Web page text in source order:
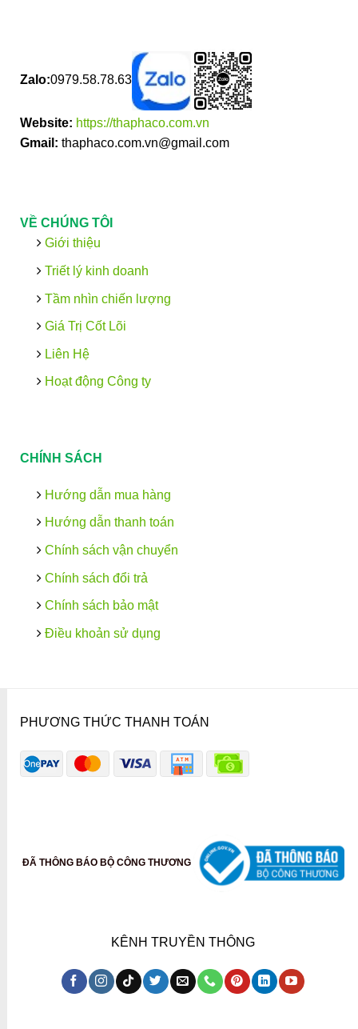
Zalo:0979.58.78.63
Website: https://thaphaco.com.vn
Gmail: thaphaco.com.vn@gmail.com
VỀ CHÚNG TÔI
Giới thiệu
Triết lý kinh doanh
Tầm nhìn chiến lượng
Giá Trị Cốt Lõi
Liên Hệ
Hoạt động Công ty
CHÍNH SÁCH
Hướng dẫn mua hàng
Hướng dẫn thanh toán
Chính sách vận chuyển
Chính sách đổi trả
Chính sách bảo mật
Điều khoản sử dụng
PHƯƠNG THỨC THANH TOÁN
ĐÃ THÔNG BÁO BỘ CÔNG THƯƠNG
KÊNH TRUYỀN THÔNG